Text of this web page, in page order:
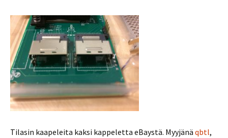
Tilasin kaapeleita kaksi kappeletta eBaystä. Myyjänä qbtl,